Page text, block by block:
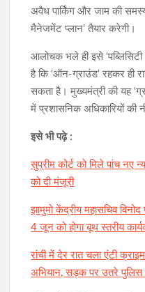
अवैध पार्किंग और जाम की
मैनेजमेंट प्लान’ तैयार करेगी।
आलोचक भले ही इसे
है कि ‘ऑन-ग्राउंड’ रहकर ही
सकता है। मुख्यमंत्री की यह
में प्रशासनिक अधिकारियों की
इसे भी पढ़े :
सुप्रीम कोर्ट को मिले पांच नए
को दी मंजूरी
झामुमो केंद्रीय महासचिव
4 जून को होगा बूथ स्तरीय
रांची में देर रात चला एंटी
अभियान, सड़क पर उतरे पुलिस